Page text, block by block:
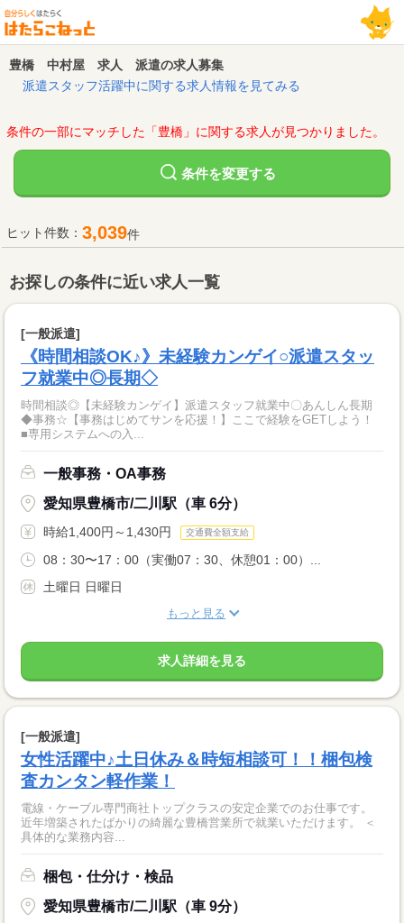
豊橋 中村屋 求人 派遣の求人募集
派遣スタッフ活躍中に関する求人情報を見てみる
条件の一部にマッチした「豊橋」に関する求人が見つかりました。
条件を変更する
ヒット件数： 3,039件
お探しの条件に近い求人一覧
[一般派遣]
《時間相談OK♪》未経験カンゲイ○派遣スタッ
フ就業中◎長期◇
時間相談◎【未経験カンゲイ】派遣スタッフ就業中〇あんしん長期
◆事務☆【事務はじめてサンを応援！】ここで経験をGETしよう！
■専用システムへの入...
一般事務・OA事務
愛知県豊橋市/二川駅（車 6分）
時給1,400円～1,430円 交通費全額支給
08：30〜17：00（実働07：30、休憩01：00）...
土曜日 日曜日
もっと見る
求人詳細を見る
[一般派遣]
女性活躍中♪土日休み＆時短相談可！！梱包検
査カンタン軽作業！
電線・ケーブル専門商社トップクラスの安定企業でのお仕事です。
近年増築されたばかりの綺麗な豊橋営業所で就業いただけます。 ＜
具体的な業務内容...
梱包・仕分け・検品
愛知県豊橋市/二川駅（車 9分）